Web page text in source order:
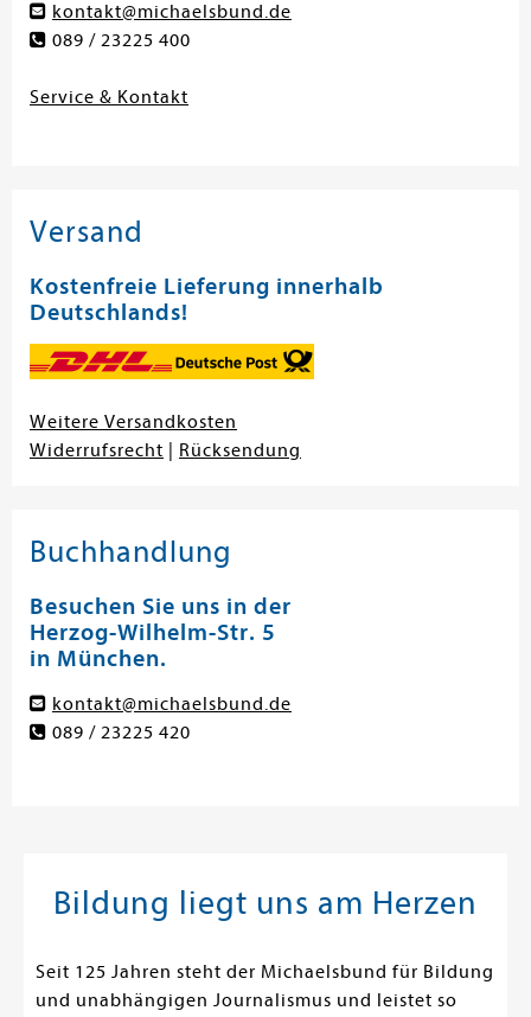
kontakt@michaelsbund.de
089 / 23225 400
Service & Kontakt
Versand
Kostenfreie Lieferung innerhalb
Deutschlands!
Weitere Versandkosten
Widerrufsrecht
Rücksendung
Buchhandlung
Besuchen Sie uns in der
Herzog-Wilhelm-Str. 5
in München.
kontakt@michaelsbund.de
089 / 23225 420
Bildung liegt uns am Herzen
Seit 125 Jahren steht der Michaelsbund für Bildung
und unabhängigen Journalismus und leistet so